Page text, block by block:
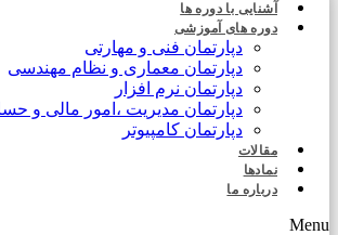
آشنایی با دوره ها
دوره های آموزشی
دپارتمان فنی و مهارتی
دپارتمان معماری و نظام مهندسی
دپارتمان نرم افزار
دپارتمان مدیریت ،امور مالی و
دپارتمان کامپیوتر
مقالات
نمادها
درباره ما
Menu